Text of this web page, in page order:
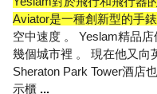
Aviator是一種創新型的手錶
空中速度 。 Yeslam精品
幾個城市裡 。 現在他又向
Sheraton Park Tower酒店
示櫃 ...